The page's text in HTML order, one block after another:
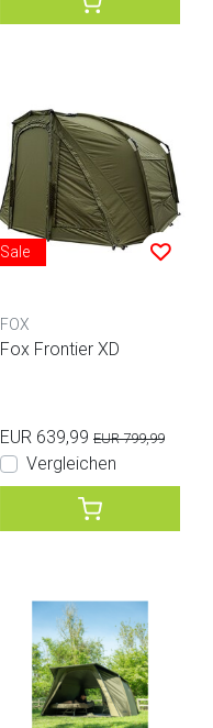
Sale
FOX
Fox Frontier XD
EUR 639,99 EUR 799,99
Vergleichen